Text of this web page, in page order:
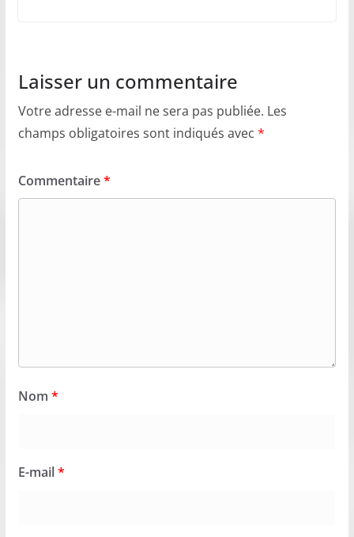
Laisser un commentaire
Votre adresse e-mail ne sera pas publiée. Les
champs obligatoires sont indiqués avec *
Commentaire*
Nom *
E-mail*